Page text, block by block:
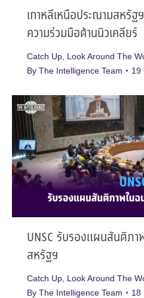
เกาหลีเหนือประณามสหรัฐ
ความร่วมมือด้านนิวเคลียร์
Catch Up Look Around The
By The Intelligence Team 19
UNSC รับรองแผนสันติภา
สหรัฐฯ
Catch Up Look Around The
By The Intelligence Team 18